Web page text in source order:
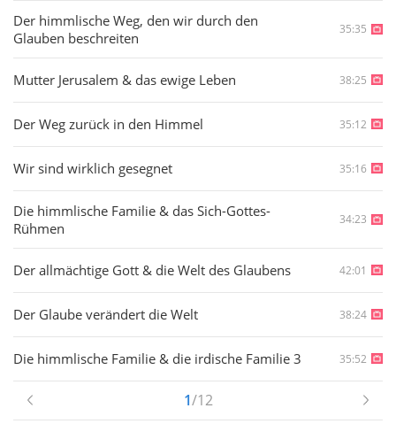
Der himmlische Weg, den wir durch den
Glauben beschreiten
35:35
Mutter Jerusalem & das ewige Leben 38:25
Der Weg zurück in den Himmel 35:12
Wir sind wirklich gesegnet 35:16
Die himmlische Familie & das Sich-Gottes-
Rühmen
34:23
Der allmächtige Gott & die Welt des Glaubens 42:01
Der Glaube verändert die Welt 38:24
Die himmlische Familie & die irdische Familie 3 35:52
1/12